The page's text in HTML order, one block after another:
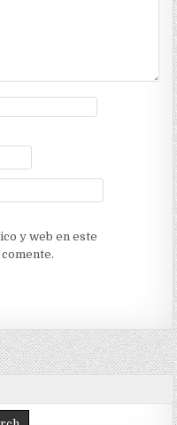
y web en este